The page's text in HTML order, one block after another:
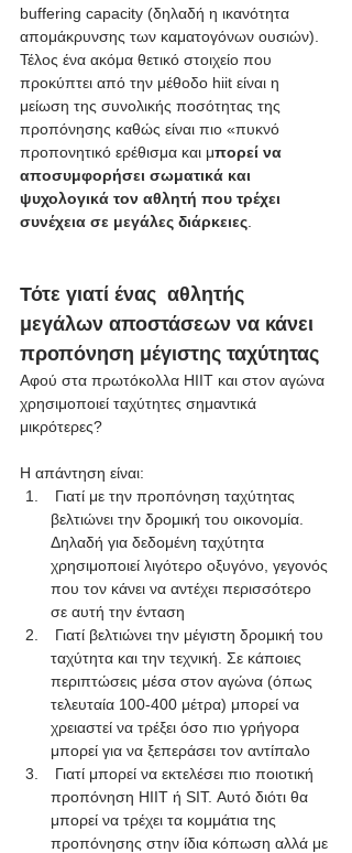
buffering capacity (δηλαδή η ικανότητα
απομάκρυνσης των καματογόνων ουσιών).
Τέλος ένα ακόμα θετικό στοιχείο που
προκύπτει από την μέθοδο hiit είναι η
μείωση της συνολικής ποσότητας της
προπόνησης καθώς είναι πιο «πυκνό
προπονητικό ερέθισμα και μπορεί να
αποσυμφορήσει σωματικά και
ψυχολογικά τον αθλητή που τρέχει
συνέχεια σε μεγάλες διάρκειες
Τότε γιατί ένας  αθλητής
μεγάλων αποστάσεων να κάνει
προπόνηση μέγιστης ταχύτητας
Αφού στα πρωτόκολλα HIIT και στον αγώνα
χρησιμοποιεί ταχύτητες σημαντικά
μικρότερες?
Η απάντηση είναι:
βελτιώνει την δρομική του οικονομία.
Δηλαδή για δεδομένη ταχύτητα
χρησιμοποιεί λιγότερο οξυγόνο, γεγονός
που τον κάνει να αντέχει περισσότερο
σε αυτή την ένταση
ταχύτητα και την τεχνική. Σε κάποιες
περιπτώσεις μέσα στον αγώνα (όπως
τελευταία 100-400 μέτρα) μπορεί να
χρειαστεί να τρέξει όσο πιο γρήγορα
μπορεί για να ξεπεράσει τον αντίπαλο
προπόνηση HIIT ή SIT. Αυτό διότι θα
μπορεί να τρέχει τα κομμάτια της
προπόνησης στην ίδια κόπωση αλλά με